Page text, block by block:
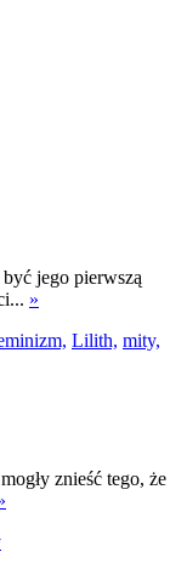
jego pierwszą
»
Lilith, mity,
znieść tego, że